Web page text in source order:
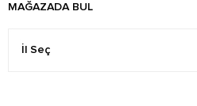
MAĞAZADA BUL